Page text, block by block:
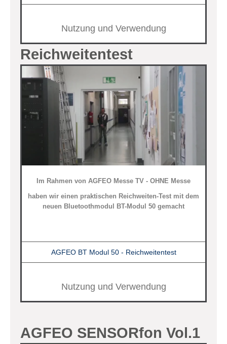
Nutzung und Verwendung
Reichweitentest
Im Rahmen von AGFEO Messe TV - OHNE Messe
haben wir einen praktischen Reichweiten-Test mit dem
neuen Bluetoothmodul BT-Modul 50 gemacht
AGFEO BT Modul 50 - Reichweitentest
Nutzung und Verwendung
AGFEO SENSORfon Vol.1